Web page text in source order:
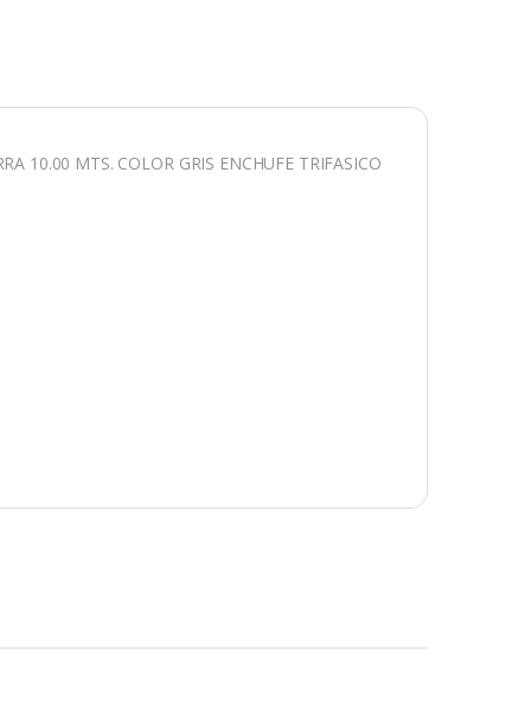
10.00 MTS. COLOR GRIS ENCHUFE TRIFASICO